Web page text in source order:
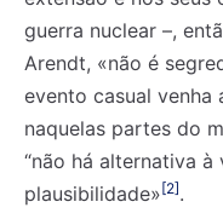
guerra nuclear –,
Arendt, «não é
evento casual venha
naquelas partes do
“não há alternativa
plausibilidade»[2].